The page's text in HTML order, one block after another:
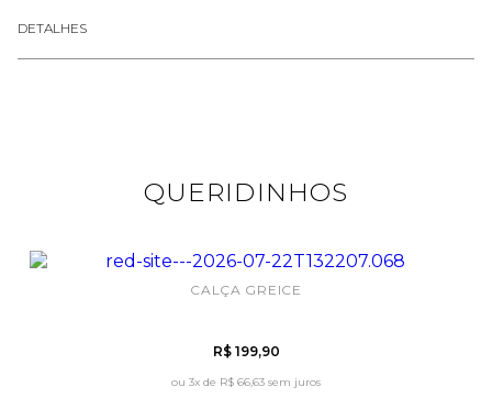
DETALHES
QUERIDINHOS
CALÇA GREICE
R$ 199,90
ou 3x de R$ 66,63 sem juros